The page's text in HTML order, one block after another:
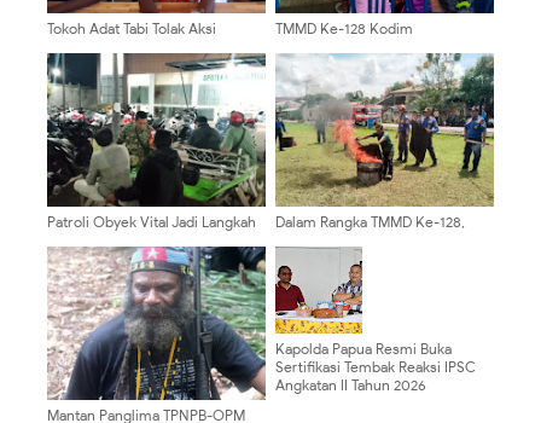
Tokoh Adat Tabi Tolak Aksi
Damai dan Harmonis
TMMD Ke-128 Kodim
Perikanan dan Peternakan bagi
Warga Desa Luso
Patroli Obyek Vital Jadi Langkah
Gangguan Kamtibmas
Dalam Rangka TMMD Ke-128,
Sosialisasi Bahaya Kebakaran di
Permukiman Warga
Mantan Panglima TPNPB-OPM
Kapolda Papua Resmi Buka
Sertifikasi Tembak Reaksi IPSC
Angkatan II Tahun 2026